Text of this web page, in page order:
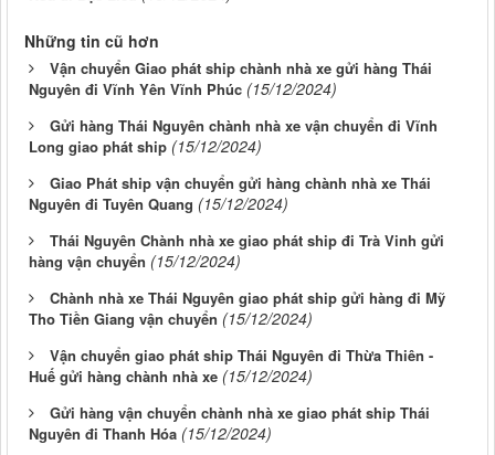
Những tin cũ hơn
Vận chuyển Giao phát ship chành nhà xe gửi hàng Thái
Nguyên đi Vĩnh Yên Vĩnh Phúc (15/12/2024)
Gửi hàng Thái Nguyên chành nhà xe vận chuyển đi Vĩnh
Long giao phát ship (15/12/2024)
Giao Phát ship vận chuyển gửi hàng chành nhà xe Thái
Nguyên đi Tuyên Quang (15/12/2024)
Thái Nguyên Chành nhà xe giao phát ship đi Trà Vinh gửi
hàng vận chuyển (15/12/2024)
Chành nhà xe Thái Nguyên giao phát ship gửi hàng đi Mỹ
Tho Tiền Giang vận chuyển (15/12/2024)
Vận chuyển giao phát ship Thái Nguyên đi Thừa Thiên -
Huế gửi hàng chành nhà xe (15/12/2024)
Gửi hàng vận chuyển chành nhà xe giao phát ship Thái
Nguyên đi Thanh Hóa (15/12/2024)